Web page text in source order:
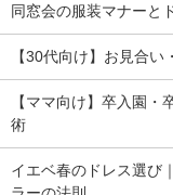
同窓会の服装マナーと
【30代向け】お見合
【ママ向け】卒入園
術
イエベ春のドレス選び